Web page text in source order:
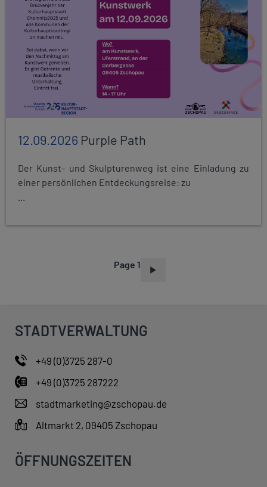
12.09.2026 Purple Path
Der Kunst- und Skulpturenweg ist eine Einladung zu
einer persönlichen Entdeckungsreise: zu
Page 1
STADTVERWALTUNG
+49 (0)3725 287-0
+49 (0)3725 287222
stadtmarketing@zschopau.de
Altmarkt 2, 09405 Zschopau
ÖFFNUNGSZEITEN